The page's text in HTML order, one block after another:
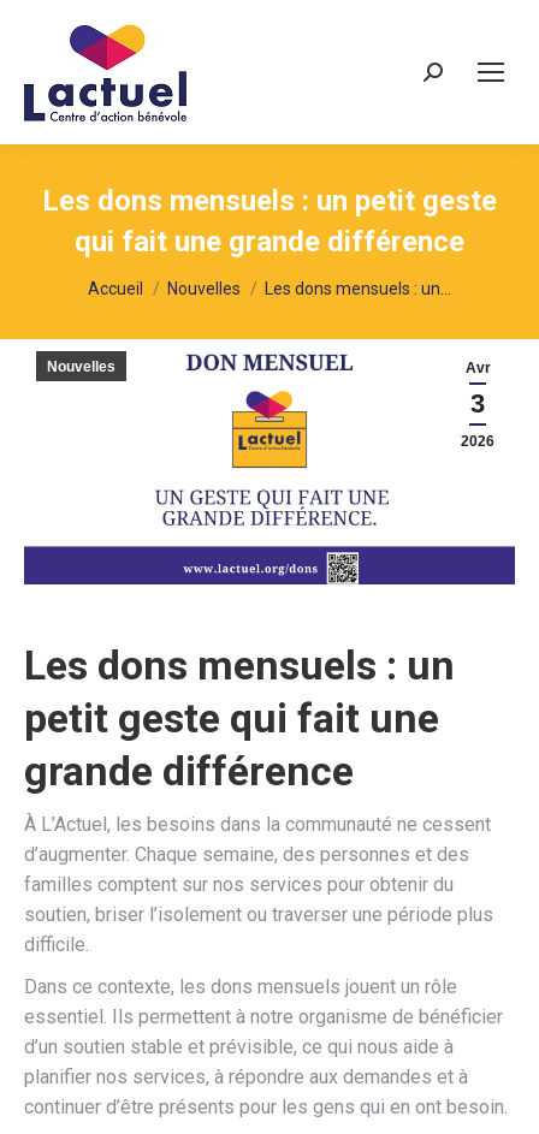
Recherche
Les dons mensuels : un petit geste
qui fait une grande différence
Vous êtes ici :
Accueil Nouvelles Les dons mensuels : un…
Avr
3
2026
Nouvelles
Les dons mensuels : un
petit geste qui fait une
grande différence
À L’Actuel, les besoins dans la communauté ne cessent
d’augmenter. Chaque semaine, des personnes et des
familles comptent sur nos services pour obtenir du
soutien, briser l’isolement ou traverser une période plus
difficile.
Dans ce contexte, les dons mensuels jouent un rôle
essentiel. Ils permettent à notre organisme de bénéficier
d’un soutien stable et prévisible, ce qui nous aide à
planifier nos services, à répondre aux demandes et à
continuer d’être présents pour les gens qui en ont besoin.